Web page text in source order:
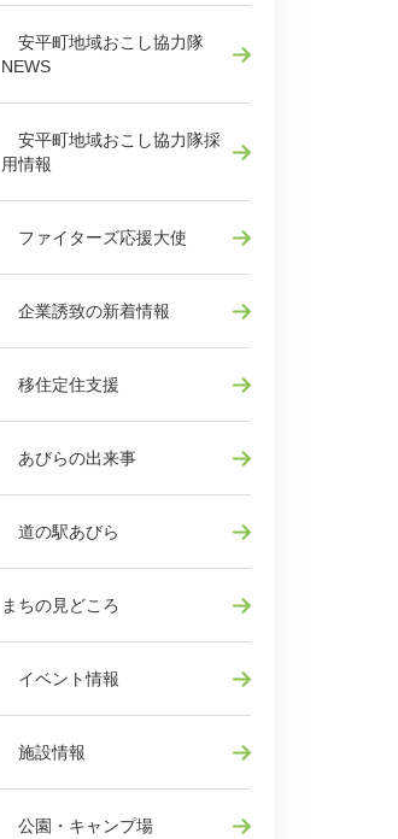
安平町地域おこし協力隊
NEWS
安平町地域おこし協力隊採
用情報
ファイターズ応援大使
企業誘致の新着情報
移住定住支援
あびらの出来事
道の駅あびら
まちの見どころ
イベント情報
施設情報
公園・キャンプ場